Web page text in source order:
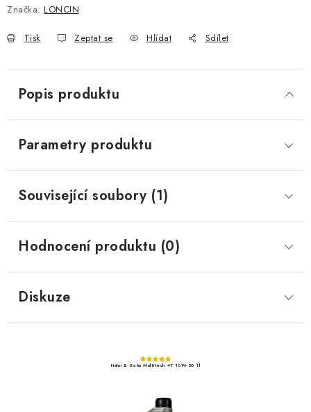
Značka: LONCIN
Tisk Zeptat se Hlídat Sdílet
Popis produktu
Parametry produktu
Související soubory (1)
Hodnocení produktu (0)
Diskuze